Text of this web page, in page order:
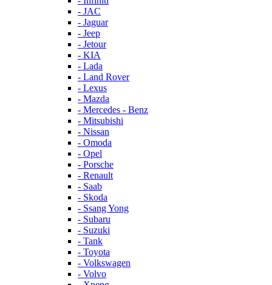
- JAC
- Jaguar
- Jeep
- Jetour
- KIA
- Lada
- Land Rover
- Lexus
- Mazda
- Mercedes - Benz
- Mitsubishi
- Nissan
- Omoda
- Opel
- Porsche
- Renault
- Saab
- Skoda
- Ssang Yong
- Subaru
- Suzuki
- Tank
- Toyota
- Volkswagen
- Volvo